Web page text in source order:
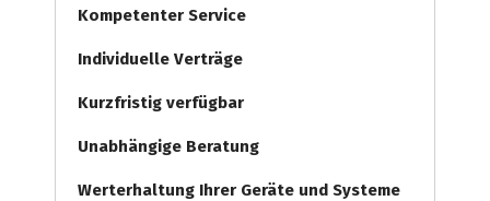
Kompetenter Service
Individuelle Verträge
Kurzfristig verfügbar
Unabhängige Beratung
Werterhaltung Ihrer Geräte und Systeme